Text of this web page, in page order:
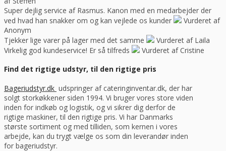
Super dejlig service af Rasmus. Kanon med en medarbejder der
ved hvad han snakker om og kan vejlede os kunder
Vurderet af
Anonym
Tjekker lige varer på lager med det samme
Vurderet af Laila
Virkelig god kundeservice! Er så tilfreds
Vurderet af Cristine
Find det rigtige udstyr, til den rigtige pris
Bageriudstyr.dk udspringer af cateringinventar.dk, der har
solgt storkøkkener siden 1994. Vi bruger vores store viden
inden for indkøb og logistik, og vi sikrer dig derfor de
rigtige maskiner, til den rigtige pris. Vi har Danmarks
største sortiment og med tilliden, som kernen i vores
arbejde, kan du trygt vælge os som din leverandør inden
for bageriudstyr.